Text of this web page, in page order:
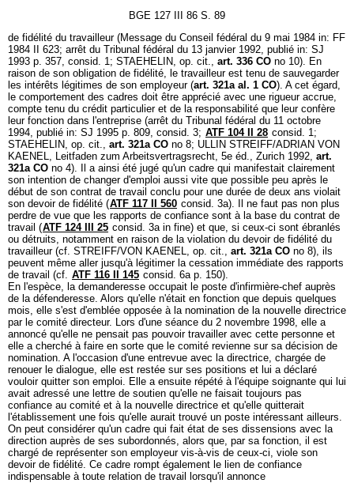
BGE 127 III 86 S. 89
de fidélité du travailleur (Message du Conseil fédéral du 9 mai 1984 in: FF
1984 II 623; arrêt du Tribunal fédéral du 13 janvier 1992, publié in: SJ
1993 p. 357, consid. 1; STAEHELIN, op. cit., art. 336 CO no 10). En
raison de son obligation de fidélité, le travailleur est tenu de sauvegarder
les intérêts légitimes de son employeur (art. 321a al. 1 CO). A cet égard,
le comportement des cadres doit être apprécié avec une rigueur accrue,
compte tenu du crédit particulier et de la responsabilité que leur confère
leur fonction dans l'entreprise (arrêt du Tribunal fédéral du 11 octobre
1994, publié in: SJ 1995 p. 809, consid. 3; ATF 104 II 28 consid. 1;
STAEHELIN, op. cit., art. 321a CO no 8; ULLIN STREIFF/ADRIAN VON
KAENEL, Leitfaden zum Arbeitsvertragsrecht, 5e éd., Zurich 1992, art.
321a CO no 4). Il a ainsi été jugé qu'un cadre qui manifestait clairement
son intention de changer d'emploi aussi vite que possible peu après le
début de son contrat de travail conclu pour une durée de deux ans violait
son devoir de fidélité (ATF 117 II 560 consid. 3a). Il ne faut pas non plus
perdre de vue que les rapports de confiance sont à la base du contrat de
travail (ATF 124 III 25 consid. 3a in fine) et que, si ceux-ci sont ébranlés
ou détruits, notamment en raison de la violation du devoir de fidélité du
travailleur (cf. STREIFF/VON KAENEL, op. cit., art. 321a CO no 8), ils
peuvent même aller jusqu'à légitimer la cessation immédiate des rapports
de travail (cf. ATF 116 II 145 consid. 6a p. 150).
En l'espèce, la demanderesse occupait le poste d'infirmière-chef auprès
de la défenderesse. Alors qu'elle n'était en fonction que depuis quelques
mois, elle s'est d'emblée opposée à la nomination de la nouvelle directrice
par le comité directeur. Lors d'une séance du 2 novembre 1998, elle a
annoncé qu'elle ne pensait pas pouvoir travailler avec cette personne et
elle a cherché à faire en sorte que le comité revienne sur sa décision de
nomination. A l'occasion d'une entrevue avec la directrice, chargée de
renouer le dialogue, elle est restée sur ses positions et lui a déclaré
vouloir quitter son emploi. Elle a ensuite répété à l'équipe soignante qui lui
avait adressé une lettre de soutien qu'elle ne faisait toujours pas
confiance au comité et à la nouvelle directrice et qu'elle quitterait
l'établissement une fois qu'elle aurait trouvé un poste intéressant ailleurs.
On peut considérer qu'un cadre qui fait état de ses dissensions avec la
direction auprès de ses subordonnés, alors que, par sa fonction, il est
chargé de représenter son employeur vis-à-vis de ceux-ci, viole son
devoir de fidélité. Ce cadre rompt également le lien de confiance
indispensable à toute relation de travail lorsqu'il annonce